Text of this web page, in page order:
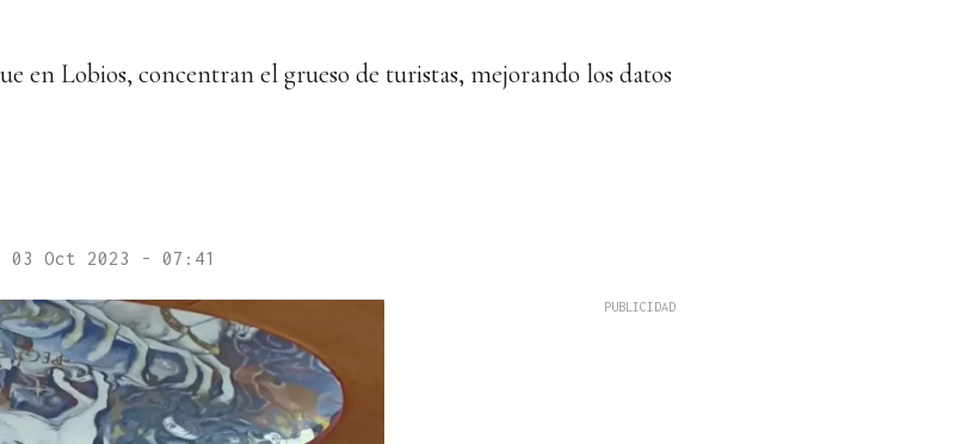
en Lobios, concentran el grueso de turistas, mejorando los datos
03 Oct 2023 - 07:41